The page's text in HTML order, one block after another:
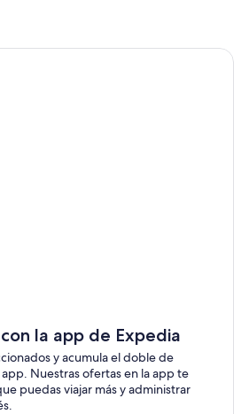
la app de Expedia
y acumula el doble de
Nuestras ofertas en la app te
puedas viajar más y administrar